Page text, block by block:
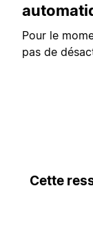
Pour le
pas de
Cette